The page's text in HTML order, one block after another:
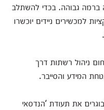
ברמה גבוהה. בכדי להשתלב
למכשירים ניידים יוכשרו
ניהול רשתות דרך
המידע והסייבר.
את תעודת ‘הנדסאי